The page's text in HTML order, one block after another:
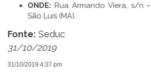
ONDE: Rua Armando Viera, s/n
São Luís (MA).
Fonte: Seduc
31/10/2019
31/10/2019 4:37 pm